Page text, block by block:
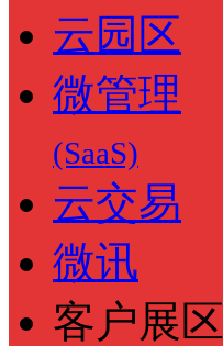
云园区
微管理
(SaaS)
云交易
微讯
客户展区